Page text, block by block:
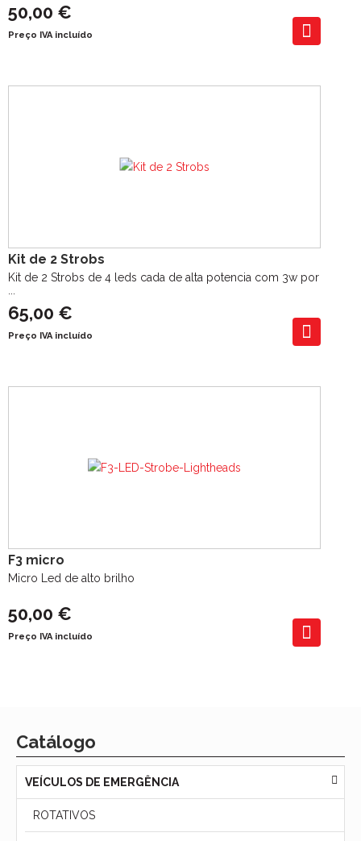
50,00 €
Preço IVA incluído
Kit de 2 Strobs
Kit de 2 Strobs de 4 leds cada de alta potencia com 3w por
...
65,00 €
Preço IVA incluído
F3 micro
Micro Led de alto brilho
50,00 €
Preço IVA incluído
Catálogo
VEÍCULOS DE EMERGÊNCIA
ROTATIVOS